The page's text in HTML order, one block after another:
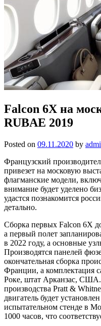
Falcon 6X на
RUBAE 2019
Posted on 09.11.2020 by
Французский
привезет на московую
флагманские модели,
внимание будет уделено
удастся познакомится
детально.
Сборка первых Falcon 6X
а первый полет
в 2022 году, а основные
Производятся панелей
окончательная сборка
Франции, а комплектация
Роке, штат Арканзас, США.
производства Pratt &
двигатель будет
испытательном стенде в
1000 часов, что